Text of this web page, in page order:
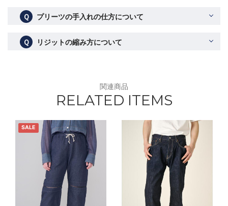
Ｑ プリーツの手入れの仕方について
Ｑ リジットの縮み方について
関連商品
RELATED ITEMS
SALE